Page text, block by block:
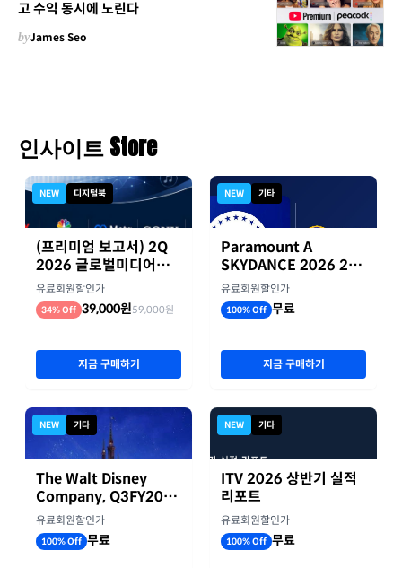
고 수익 동시에 노린다
byJames Seo
인사이트 Store
NEW 디지털북
(프리미엄 보고서) 2Q
2026 글로벌미디어기
업 실적 종합 보고서
유료회원할인가
34% Off 39,000원59,000원
지금 구매하기
NEW 기타
The Walt Disney
Company, Q3FY2026
실적자료
유료회원할인가
100% Off 무료
NEW 기타
Paramount A
SKYDANCE 2026 2분
기 실적
유료회원할인가
100% Off 무료
지금 구매하기
NEW 기타
ITV 2026 상반기 실적
리포트
유료회원할인가
100% Off 무료